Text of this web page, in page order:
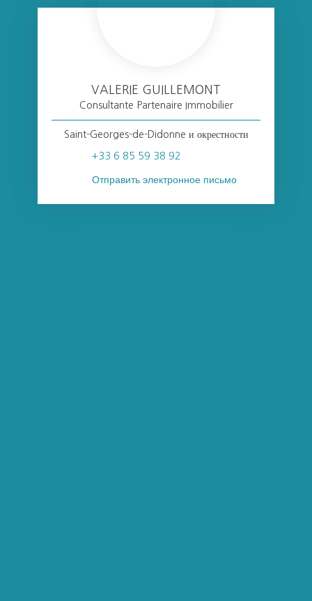
VALERIE GUILLEMONT
Consultante Partenaire Immobilier
Saint-Georges-de-Didonne и окрестности
+33 6 85 59 38 92
Отправить электронное письмо